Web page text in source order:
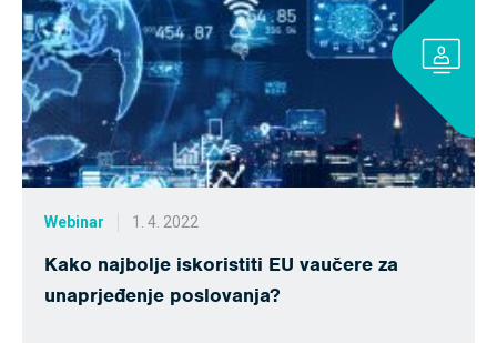
Webinar 1. 4. 2022
Kako najbolje iskoristiti EU vaučere za
unaprjeđenje poslovanja?